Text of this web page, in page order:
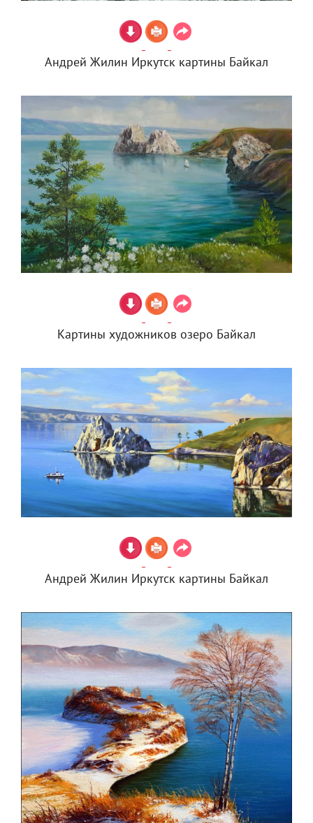
Андрей Жилин Иркутск картины Байкал
Картины художников озеро Байкал
Андрей Жилин Иркутск картины Байкал